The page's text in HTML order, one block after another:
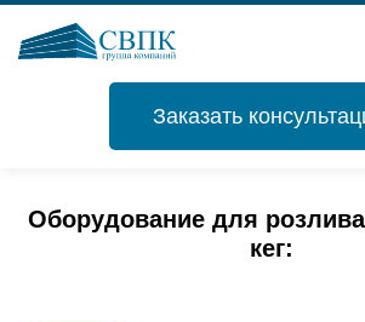
Заказать
Оборудование для
кег: